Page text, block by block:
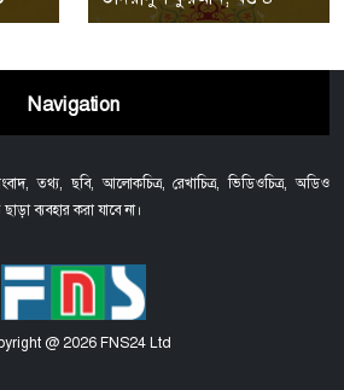
Navigation
তথ্য, ছবি, আলোকচিত্র, রেখাচিত্র, ভিডিওচিত্র, অডিও
ব্যবহার করা যাবে না।
@ 2026 FNS24 Ltd